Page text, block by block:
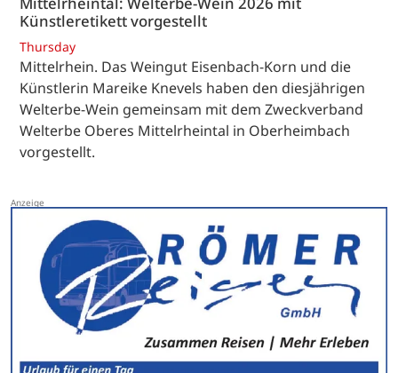
Künstleretikett vorgestellt
Thursday
Mittelrhein. Das Weingut Eisenbach-Korn und die
Künstlerin Mareike Knevels haben den diesjährigen
Welterbe-Wein gemeinsam mit dem Zweckverband
Welterbe Oberes Mittelrheintal in Oberheimbach
vorgestellt.